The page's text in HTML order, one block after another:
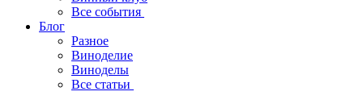
Все события
Блог
Разное
Виноделие
Виноделы
Все статьи